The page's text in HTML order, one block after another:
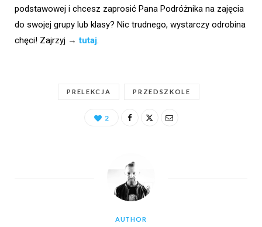
podstawowej i chcesz zaprosić Pana Podróżnika na zajęcia
do swojej grupy lub klasy? Nic trudnego, wystarczy odrobina
chęci! Zajrzyj →tutaj.
PRELEKCJA PRZEDSZKOLE
2
AUTHOR